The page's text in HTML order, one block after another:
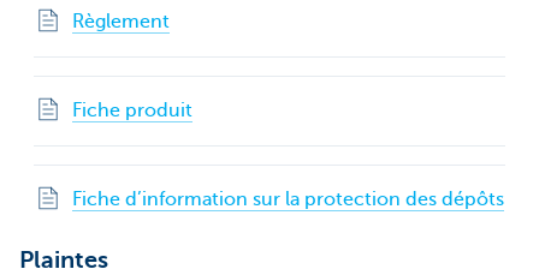
Règlement
Fiche produit
Fiche d’information sur la protection des dépôts
Plaintes